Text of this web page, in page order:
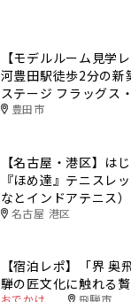
【モデルルーム見学
河豊田駅徒歩2分の
ステージ フラッグス
豊田市
【名古屋・港区】は
『ほめ達』テニスレ
なとインドアテニス）
名古屋 港区
【宿泊レポ】「界 奥
騨の匠文化に触れる
おでかけ 飛騨市